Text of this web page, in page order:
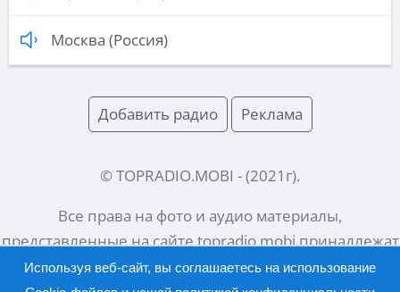
Москва (Россия)
Добавить радио Реклама
© TOPRADIO.MOBI - (2021 г).
Все права на фото и аудио материалы,
представленные на сайтеtopradio.mobiпринадлежат
их законным владельцам.
Используя веб-сайт, вы соглашаетесь на использование